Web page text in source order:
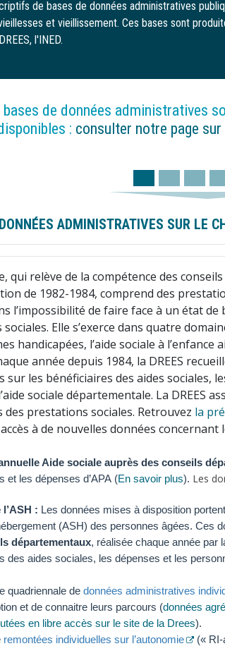
de bases de données administratives
et vieillissement. Ces bases sont
l'INED.
bases de données administratives
: consulter notre page
DONNÉES ADMINISTRATIVES SUR LE
qui relève de la compétence des
de 1982-1984, comprend des
l’impossibilité de faire face à un état
Elle s’exerce dans quatre
handicapées, l’aide sociale à
année depuis 1984, la DREES
les bénéficiaires des aides sociales,
sociale départementale. La DREES
des prestations sociales. Retrouvez la
à de nouvelles données concernant
Aide sociale auprès des conseils
et les dépenses d’APA (En savoir plus). Les
: Les données mises à disposition
(ASH) des personnes âgées. Ces
départementaux, réalisée chaque année par
des aides sociales, les dépenses et les
quadriennale de données administratives
et de connaitre leurs parcours (données
en libre accès sur le site de la Drees).
remontées individuelles sur l’autonomie
(«